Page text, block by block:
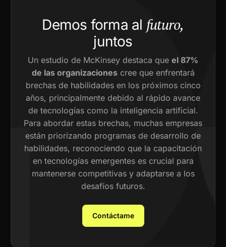
Demos forma al futuro,
juntos
Un estudio de McKinsey destaca que el 87%
de las organizacionescree que enfrentará
brechas de habilidades en los próximos cinco
años, principalmente debido al rápido avance
de tecnologías como la inteligencia artificial.
Para abordar estas brechas, muchas empresas
están priorizando programas de desarrollo de
habilidades, reconociendo que la capacitación
en tecnologías emergentes es crucial para
mantenerse competitivas y adaptarse a los
desafíos futuros.
Contáctame